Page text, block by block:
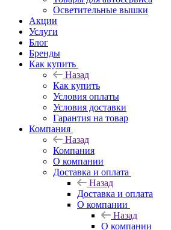
Осветительные вышки
Акции
Услуги
Блог
Бренды
Как купить
Назад
Как купить
Условия оплаты
Условия доставки
Гарантия на товар
Компания
Назад
Компания
О компании
Доставка и оплата
Назад
Доставка и оплата
О компании
Назад
О компании